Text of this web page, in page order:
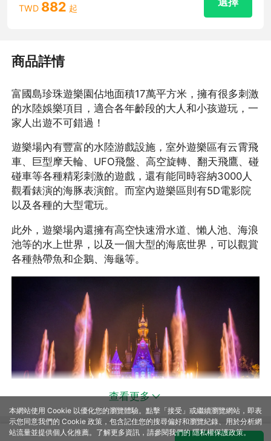
TWD 882 起
商品詳情
富國島珍珠遊樂園佔地面積17萬平方米，擁有很多刺激
的水陸娛樂項目，適合各年齡段的大人和小孩遊玩，一
家人出遊不可錯過！
遊樂場內有豐富的水陸游戲設施，室外遊樂區有云霄飛
車、巨型摩天輪、UFO飛盤、高空旋轉、翻天飛鷹、碰
碰車等各種精彩刺激的遊戲，還有能同時容納3000人
觀看錶演的海豚表演館。而室內遊樂區則有5D電影院
以及各種的大型電玩。
此外，遊樂場內還擁有高空快速滑水道、懶人池、海浪
池等的水上世界，以及一個大型的海底世界，可以觀賞
各種熱帶魚和企鵝、海龜等。
查看更多
本網站使用 Cookie 以優化您的瀏覽體驗。點擊「接受」或繼續瀏覽網站，即表
示您同意我們的 Cookie 政策，包含記住您的搜尋偏好和瀏覽紀錄、用於分析網
站流量並提供個人化推薦。了解更多資訊，請參閱我們的隱私權保護政策。